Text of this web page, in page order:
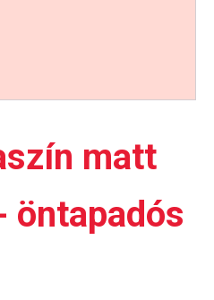
matt
öntapadós